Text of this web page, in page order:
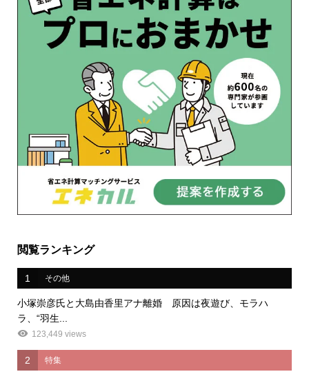
閲覧ランキング
1 その他
小塚崇彦氏と大島由香里アナ離婚 原因は夜遊び、モラハ
ラ、“羽生...
123,449 views
2 特集